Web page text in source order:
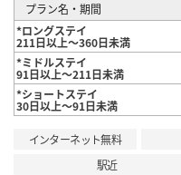
プラン名・期間
*ロングステイ
211日以上～360日未満
*ミドルステイ
91日以上～211日未満
*ショートステイ
30日以上～91日未満
インターネット無料
駅近